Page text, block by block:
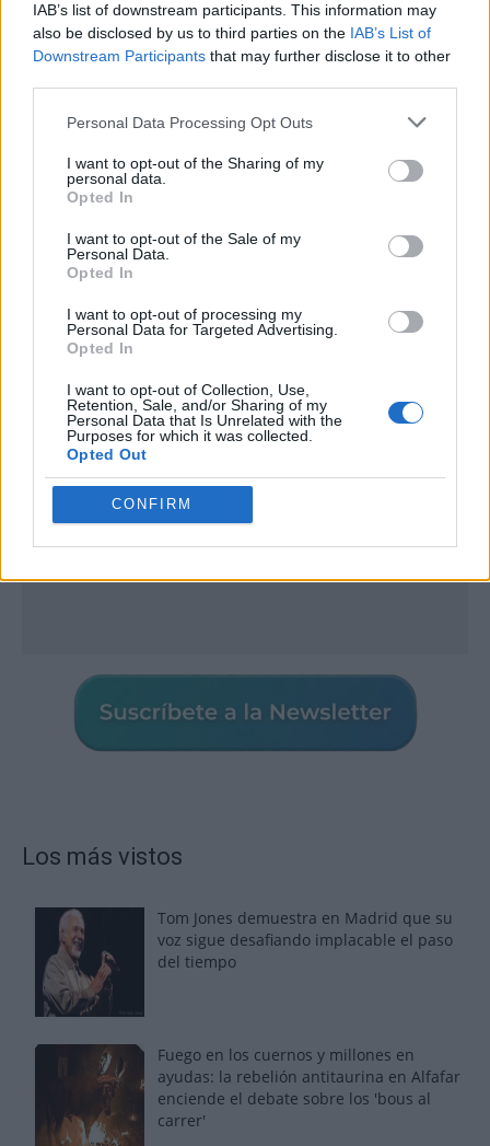
IAB’s list of downstream participants. This information may
also be disclosed by us to third parties on the IAB’s List of
Downstream Participants that may further disclose it to other
Personal Data Processing Opt Outs
I want to opt-out of the Sharing of my
personal data.
Opted In
I want to opt-out of the Sale of my
Personal Data.
Opted In
I want to opt-out of processing my
Personal Data for Targeted Advertising.
Opted In
I want to opt-out of Collection, Use,
Retention, Sale, and/or Sharing of my
Personal Data that Is Unrelated with the
Purposes for which it was collected.
Opted Out
CONFIRM
Publicidad
Los más vistos
Tom Jones demuestra en Madrid que su
voz sigue desafiando implacable el paso
del tiempo
Fuego en los cuernos y millones en
ayudas: la rebelión antitaurina en Alfafar
enciende el debate sobre los 'bous al
carrer'